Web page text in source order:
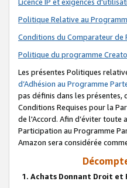
Licence IP et exigences
Politique Relative au
Conditions du Comparateur de
Politique du programme
Les présentes Politiques
d’Adhésion au Programme
pas définis dans les
Conditions Requises pour la
de l'Accord. Afin d’éviter toute
Participation au Programme
Amazon sera considérée
1. Achats Donnant Droit